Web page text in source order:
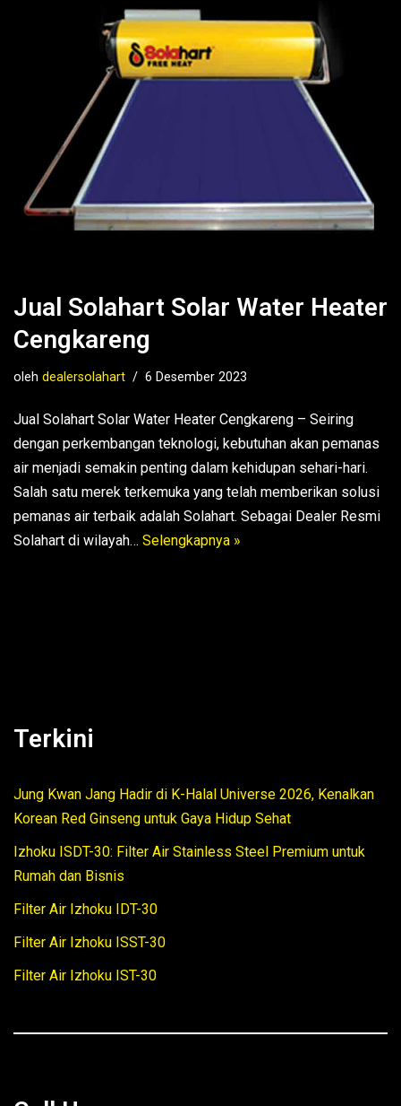
Jual Solahart Solar Water Heater
Cengkareng
oleh dealersolahart 6 Desember 2023
Jual Solahart Solar Water Heater Cengkareng – Seiring
dengan perkembangan teknologi, kebutuhan akan pemanas
air menjadi semakin penting dalam kehidupan sehari-hari.
Salah satu merek terkemuka yang telah memberikan solusi
pemanas air terbaik adalah Solahart. Sebagai Dealer Resmi
Solahart di wilayah… Selengkapnya »
Terkini
Jung Kwan Jang Hadir di K-Halal Universe 2026, Kenalkan
Korean Red Ginseng untuk Gaya Hidup Sehat
Izhoku ISDT-30: Filter Air Stainless Steel Premium untuk
Rumah dan Bisnis
Filter Air Izhoku IDT-30
Filter Air Izhoku ISST-30
Filter Air Izhoku IST-30